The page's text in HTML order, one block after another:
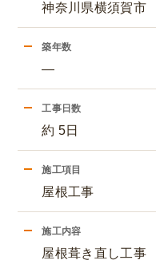
神奈川県横須賀市
築年数
―
工事日数
約 5日
施工項目
屋根工事
施工内容
屋根葺き直し工事